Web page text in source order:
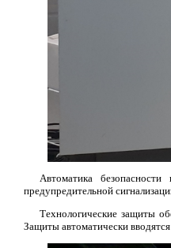
Автоматика
предупредительной
Технологические защиты
Защиты автоматически